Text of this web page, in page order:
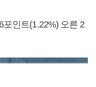
인트(1.22%) 오른 2